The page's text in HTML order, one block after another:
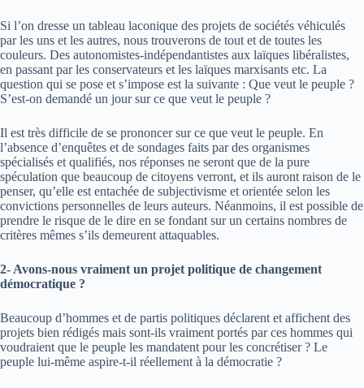
Si l’on dresse un tableau laconique des projets de sociétés véhiculés
par les uns et les autres, nous trouverons de tout et de toutes les
couleurs. Des autonomistes-indépendantistes aux laïques libéralistes,
en passant par les conservateurs et les laïques marxisants etc. La
question qui se pose et s’impose est la suivante : Que veut le peuple ?
S’est-on demandé un jour sur ce que veut le peuple ?
Il est très difficile de se prononcer sur ce que veut le peuple. En
l’absence d’enquêtes et de sondages faits par des organismes
spécialisés et qualifiés, nos réponses ne seront que de la pure
spéculation que beaucoup de citoyens verront, et ils auront raison de le
penser, qu’elle est entachée de subjectivisme et orientée selon les
convictions personnelles de leurs auteurs. Néanmoins, il est possible de
prendre le risque de le dire en se fondant sur un certains nombres de
critères mêmes s’ils demeurent attaquables.
2- Avons-nous vraiment un projet politique de changement
démocratique ?
Beaucoup d’hommes et de partis politiques déclarent et affichent des
projets bien rédigés mais sont-ils vraiment portés par ces hommes qui
voudraient que le peuple les mandatent pour les concrétiser ? Le
peuple lui-même aspire-t-il réellement à la démocratie ?